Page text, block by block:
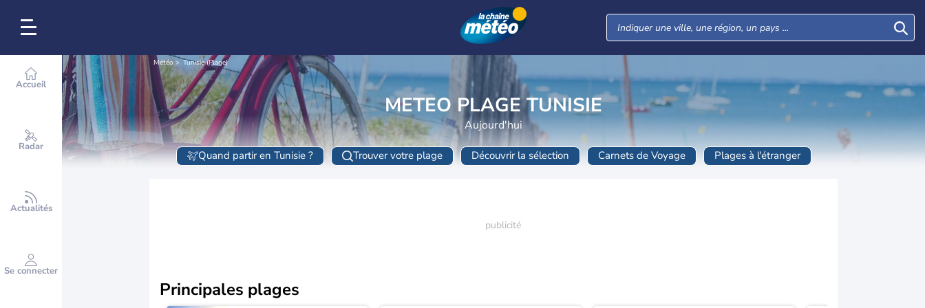
Accueil
Radar
Actualités
Se connecter
Météo Tunisie (Plage)
METEO PLAGE TUNISIE
Aujourd'hui
Quand partir en Tunisie ? Trouver votre plage Découvrir la sélection Carnets de Voyage Plages à l'étranger
Principales plages